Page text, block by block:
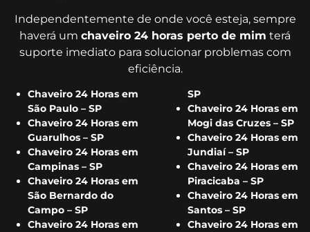
Independentemente de onde você esteja, sempre
haverá um chaveiro 24 horas perto de mim terá
suporte imediato para solucionar problemas com
eficiência.
Chaveiro 24 Horas em
São Paulo – SP
Chaveiro 24 Horas em
Guarulhos – SP
Chaveiro 24 Horas em
Campinas – SP
Chaveiro 24 Horas em
São Bernardo do
Campo – SP
Chaveiro 24 Horas em
SP
Chaveiro 24 Horas em
Mogi das Cruzes – SP
Chaveiro 24 Horas em
Jundiaí – SP
Chaveiro 24 Horas em
Piracicaba – SP
Chaveiro 24 Horas em
Santos – SP
Chaveiro 24 Horas em